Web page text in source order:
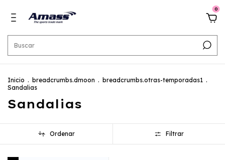
0
Inicio . breadcrumbs.dmoon . breadcrumbs.otras-temporadas1 .
Sandalias
Sandalias
Ordenar Filtrar